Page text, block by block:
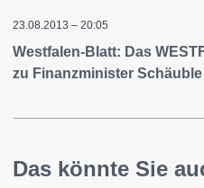
23.08.2013 – 20:05
Westfalen-Blatt: Das
zu Finanzminister Schäuble
Das könnte Sie